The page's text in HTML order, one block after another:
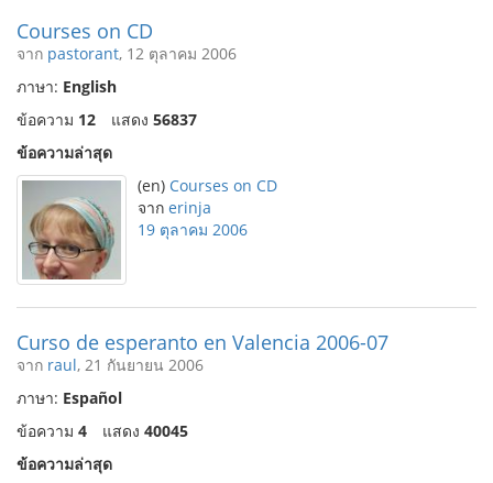
Courses on CD
จาก pastorant, 12 ตุลาคม 2006
ภาษา: English
ข้อความ 12 แสดง 56837
ข้อความล่าสุด
(en) Courses on CD
จาก erinja
19 ตุลาคม 2006
Curso de esperanto en Valencia 2006-07
จาก raul, 21 กันยายน 2006
ภาษา: Español
ข้อความ 4 แสดง 40045
ข้อความล่าสุด